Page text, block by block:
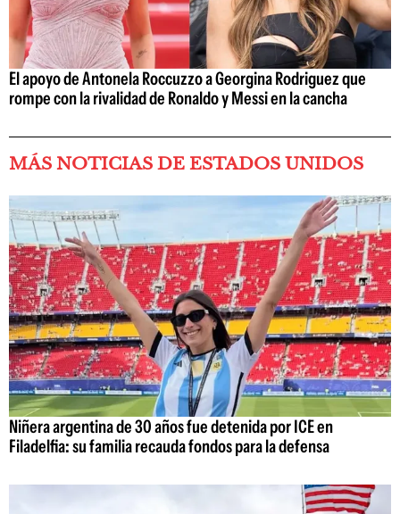
El apoyo de Antonela Roccuzzo a Georgina Rodriguez que
rompe con la rivalidad de Ronaldo y Messi en la cancha
MÁS NOTICIAS DE ESTADOS UNIDOS
Niñera argentina de 30 años fue detenida por ICE en
Filadelfia: su familia recauda fondos para la defensa